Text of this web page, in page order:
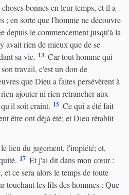
bonnes en leur temps, et il a
; en sorte que l'homme ne découvre
depuis le commencement jusqu'à la
avait rien de mieux que de se
sa vie. 13 Car tout homme qui
travail, c'est un don de
que Dieu a faites persévèrent à
ajouter ni rien retrancher aux
soit craint. 15 Ce qui a été fait
être ont déjà été; et Dieu rétablit
lieu du jugement, l'impiété; et,
17 Et j'ai dit dans mon cœur :
ce sera alors le temps de toute
touchant les fils des hommes : Que